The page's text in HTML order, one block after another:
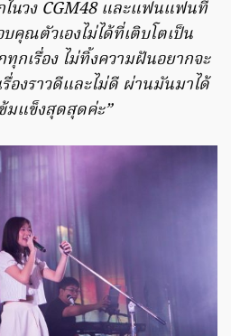
ในวง CGM48 และแฟนแฟนที่
ณตัวเองไม่ได้ที่เติบโตเป็น
เรื่อง ไม่ทิ้งความฝันอยากจะ
องราวดีและไม่ดี ผ่านมันมาได้
มแข็งสุดสุดค่ะ”